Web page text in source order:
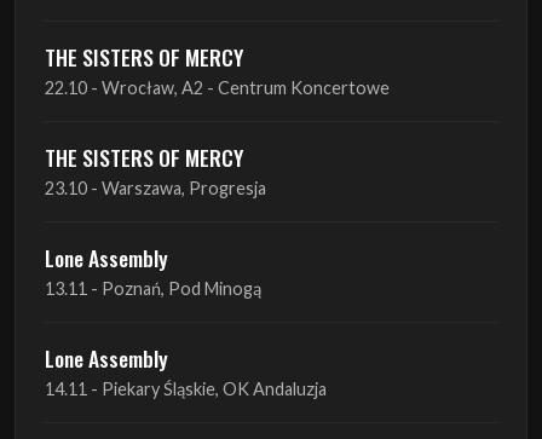
THE SISTERS OF MERCY
22.10 - Wrocław, A2 - Centrum Koncertowe
THE SISTERS OF MERCY
23.10 - Warszawa, Progresja
Lone Assembly
13.11 - Poznań, Pod Minogą
Lone Assembly
14.11 - Piekary Śląskie, OK Andaluzja